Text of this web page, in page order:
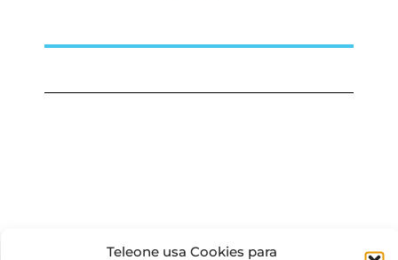
Teleone usa Cookies para